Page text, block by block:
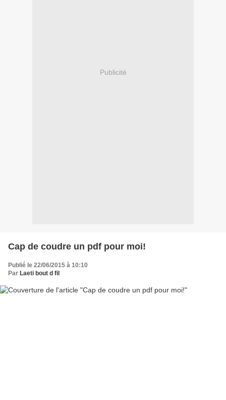
Publicité
Cap de coudre un pdf pour moi!
Publié le 22/06/2015 à 10:10
Par Laeti bout d fil